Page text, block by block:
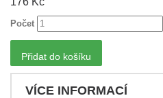
Počet
Přidat do košíku
VÍCE INFORMACÍ